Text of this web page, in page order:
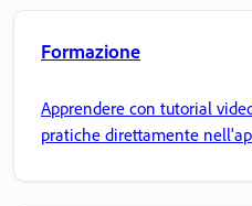
Formazione
Apprendere con tutorial
pratiche direttamente